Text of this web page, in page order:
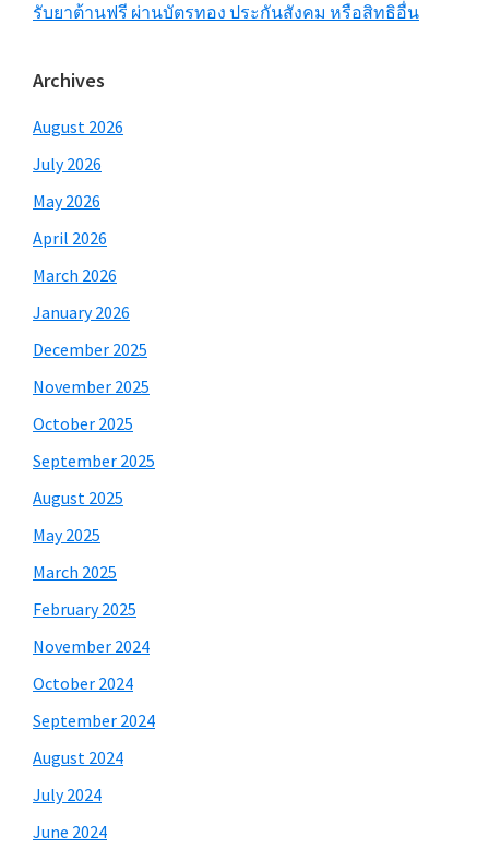
รับยาต้านฟรี ผ่านบัตรทอง ประกันสังคม หรือสิทธิอื่น
Archives
August 2026
July 2026
May 2026
April 2026
March 2026
January 2026
December 2025
November 2025
October 2025
September 2025
August 2025
May 2025
March 2025
February 2025
November 2024
October 2024
September 2024
August 2024
July 2024
June 2024